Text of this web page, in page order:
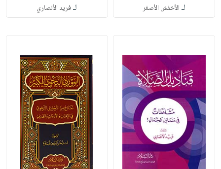
لـ الأخفش الأصغر لـفريد الأنصاري